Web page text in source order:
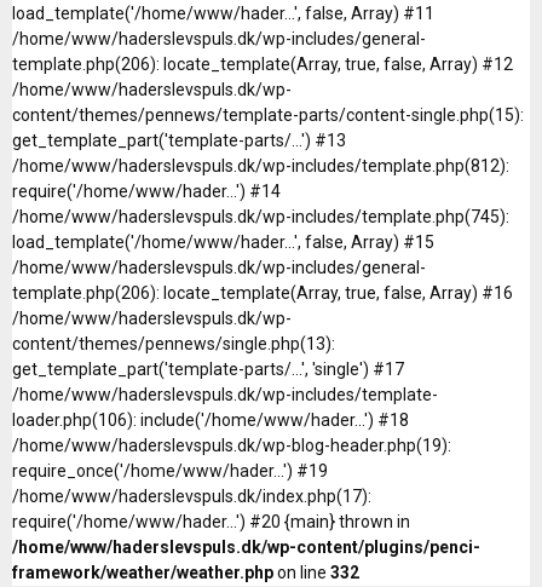
load_template('/home/www/hader...', false, Array) #11
/home/www/haderslevspuls.dk/wp-includes/general-
template.php(206): locate_template(Array, true, false, Array) #12
/home/www/haderslevspuls.dk/wp-
content/themes/pennews/template-parts/content-single.php(15):
get_template_part('template-parts/...') #13
/home/www/haderslevspuls.dk/wp-includes/template.php(812):
require('/home/www/hader...') #14
/home/www/haderslevspuls.dk/wp-includes/template.php(745):
load_template('/home/www/hader...', false, Array) #15
/home/www/haderslevspuls.dk/wp-includes/general-
template.php(206): locate_template(Array, true, false, Array) #16
/home/www/haderslevspuls.dk/wp-
content/themes/pennews/single.php(13):
get_template_part('template-parts/...', 'single') #17
/home/www/haderslevspuls.dk/wp-includes/template-
loader.php(106): include('/home/www/hader...') #18
/home/www/haderslevspuls.dk/wp-blog-header.php(19):
require_once('/home/www/hader...') #19
/home/www/haderslevspuls.dk/index.php(17):
require('/home/www/hader...') #20 {main} thrown in
/home/www/haderslevspuls.dk/wp-content/plugins/penci-
framework/weather/weather.phpon line 332